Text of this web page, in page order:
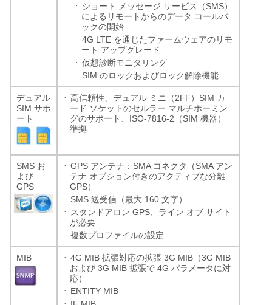
· ショート メッセージ サービス（ SMS）
によるリモートからのデータ コールバ
ックの開始
· 4G LTE を通じたファームウェアのリモ
ート アップグレード
· 仮想診断モニタリング
· SIMのロックおよびロック解除機能
デュアル
SIM サポ
ート
· 高信頼性、デュアル ミニ（ 2FF ） SIM カ
ード ソケットのセルラー マルチホーミン
グのサポート、 ISO-7816-2 （ SIM 機器）
準拠
SMS お
よび
GPS
· GPS アンテナ： SMA コネクタ（ SMA アン
テナ オプション付きのアクティブな分離
GPS）
· SMS 送受信（最大 160 文字）
·
スタンドアロン GPS 、ライン オブ サイト
が必要
· 複数プロファイルの設定
MIB · 4G MIB 拡張対応の拡張 3G MIB （3G MIB
および 3G MIB 拡張で 4G パラメータに対
応）
· ENTITY MIB